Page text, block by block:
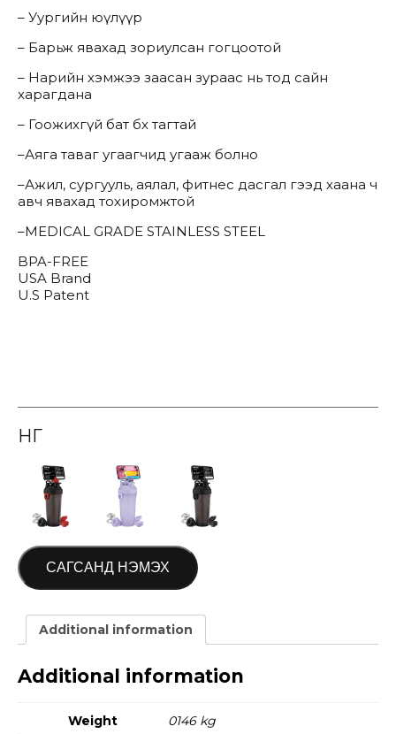
– Уургийн юүлүүр
– Барьж явахад зориулсан гогцоотой
– Нарийн хэмжээ заасан зураас нь тод сайн
харагдана
– Гоожихгүй бат бөх тагтай
–Аяга таваг угаагчид угааж болно
–Ажил, сургууль, аялал, фитнес дасгал гээд хаана ч
авч явахад тохиромжтой
–MEDICAL GRADE STAINLESS STEEL
BPA-FREE
USA Brand
U.S Patent
ӨНГӨ
САГСАНД НЭМЭХ
Additional information
Additional information
Weight 0146 kg